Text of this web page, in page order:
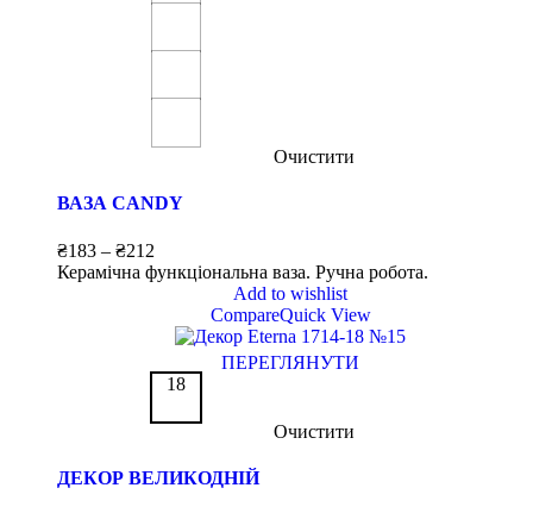
Очистити
ВАЗА CANDY
₴183 – ₴212
Керамічна функціональна ваза. Ручна робота.
Add to wishlist
CompareQuick View
ПЕРЕГЛЯНУТИ
18
Очистити
ДЕКОР ВЕЛИКОДНІЙ